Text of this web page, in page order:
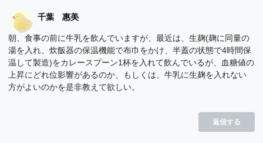
千葉 惠美
朝、食事の前に牛乳を飲んでいますが、最近は、生麹(麹に同量の
湯を入れ、炊飯器の保温機能で布巾をかけ、半蓋の状態で4時間保
温して製造)をカレースプーン1杯を入れて飲んでいるが、血糖値の
上昇にどれ位影響があるのか、もしくは、牛乳に生麹を入れない
方がよいのかを是非教えて欲しい。
返信する